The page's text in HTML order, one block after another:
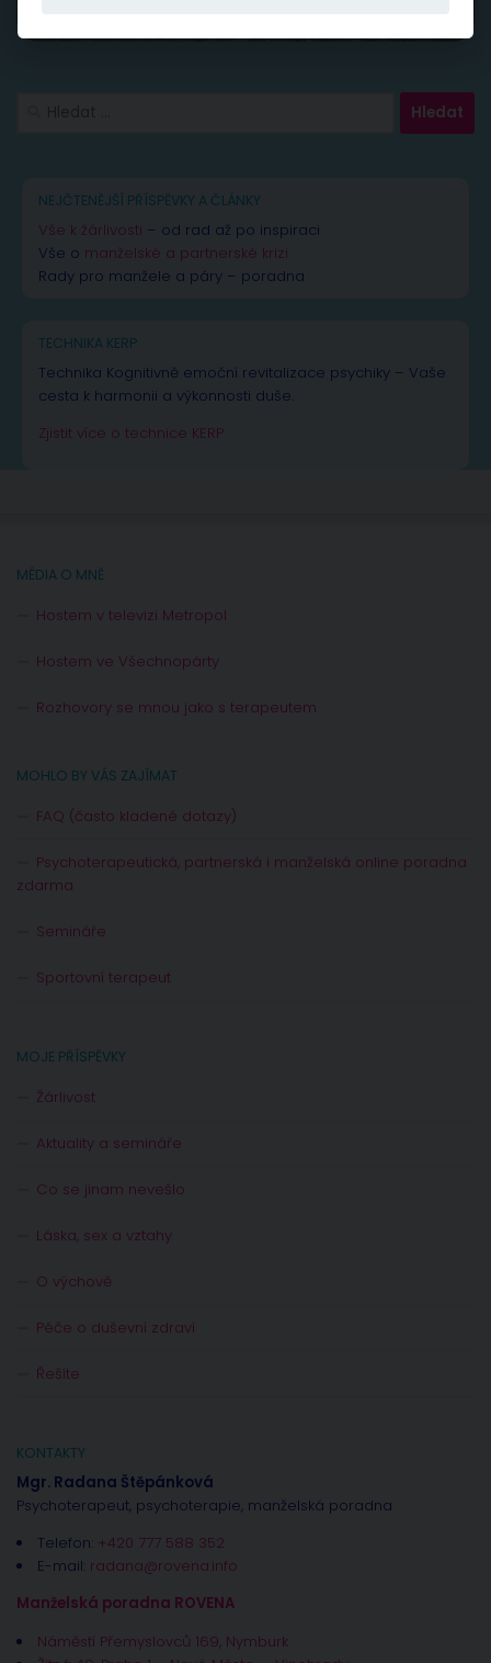
NEJČTENĚJŠÍ PŘÍSPĚVKY A ČLÁNKY
Vše k žárlivosti – od rad až po inspiraci
Vše o manželské a partnerské krizi
Rady pro manžele a páry – poradna
TECHNIKA KERP
Technika Kognitivně emoční revitalizace psychiky – Vaše
cesta k harmonii a výkonnosti duše.
Zjistit více o technice KERP
MÉDIA O MNĚ
Hostem v televizi Metropol
Hostem ve Všechnopárty
Rozhovory se mnou jako s terapeutem
MOHLO BY VÁS ZAJÍMAT
FAQ (často kladené dotazy)
Psychoterapeutická, partnerská i manželská online poradna
zdarma
Semináře
Sportovní terapeut
MOJE PŘÍSPĚVKY
Žárlivost
Aktuality a semináře
Co se jinam nevešlo
Láska, sex a vztahy
O výchově
Péče o duševní zdraví
Řešíte
KONTAKTY
Mgr. Radana Štěpánková
Psychoterapeut, psychoterapie, manželská poradna
Telefon: +420 777 588 352
E-mail: radana@rovena.info
Manželská poradna ROVENA
Náměstí Přemyslovců 169, Nymburk